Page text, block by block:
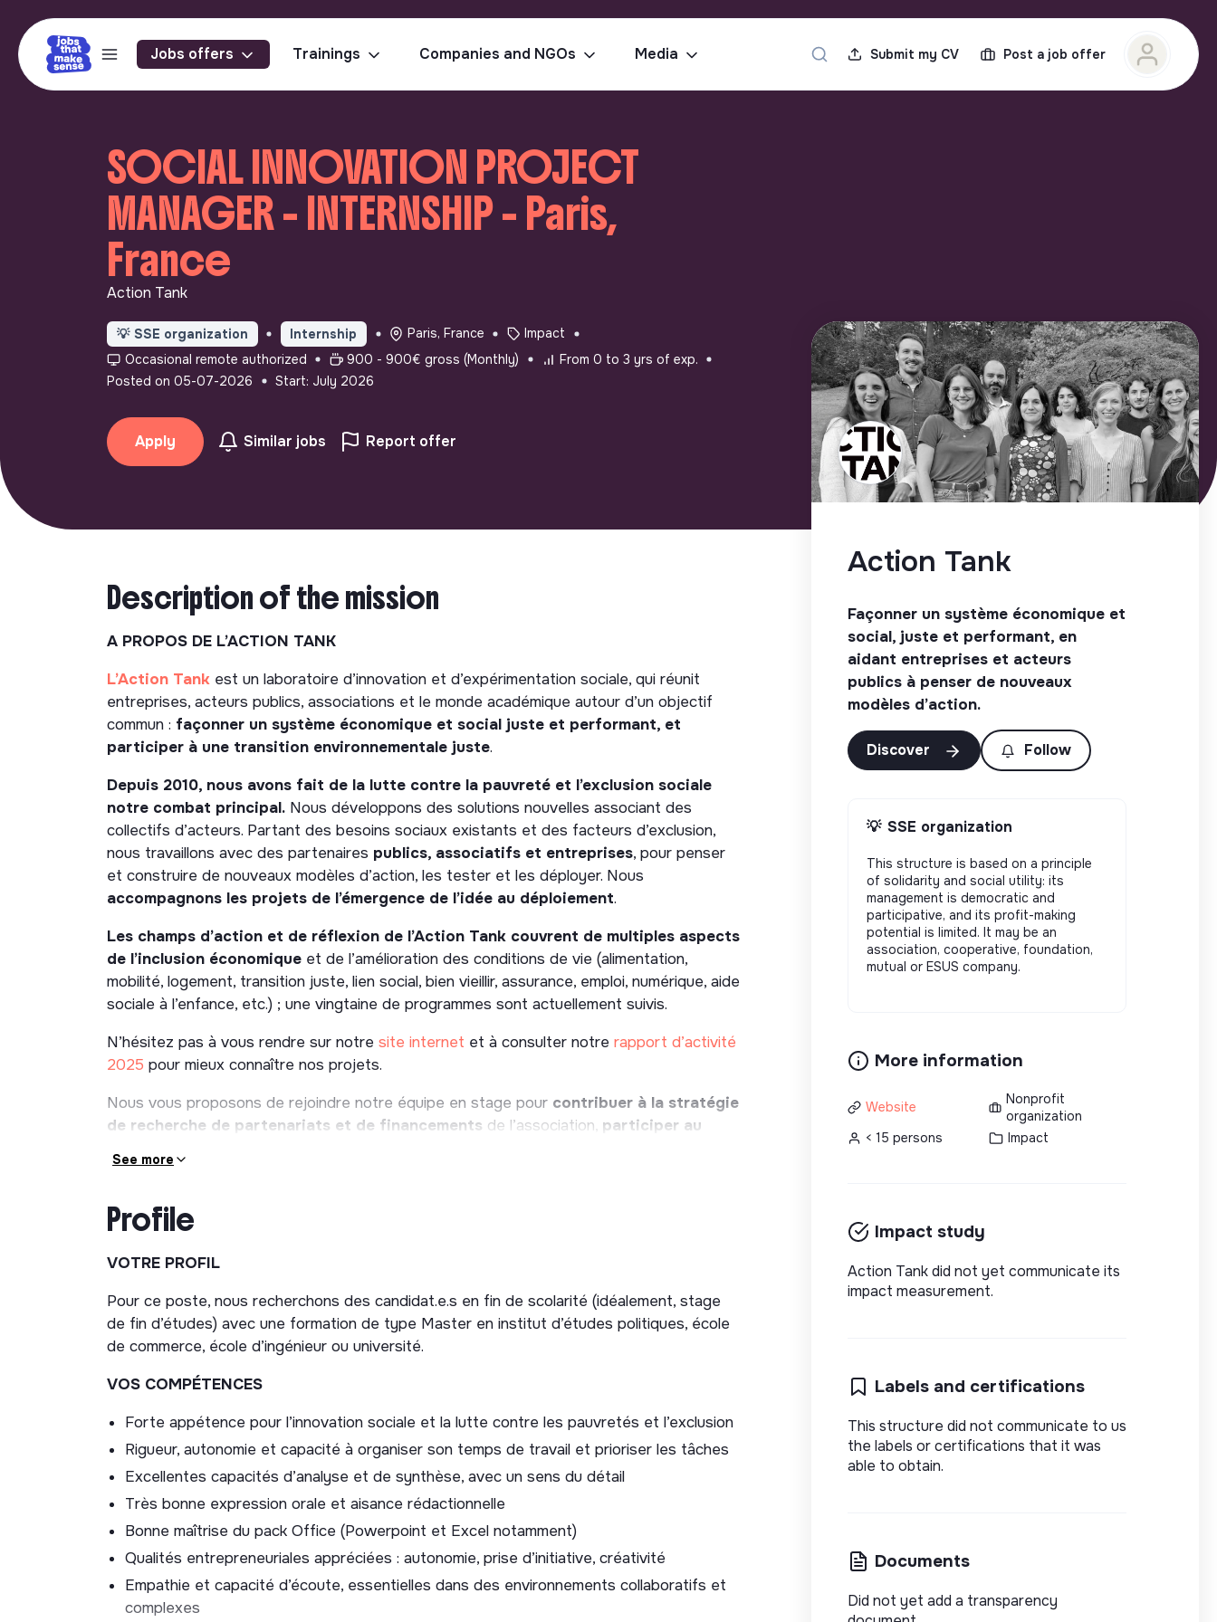
Jobs offers Trainings Companies and NGOs Media Submit my CV Post a job offer
SOCIAL INNOVATION PROJECT
MANAGER - INTERNSHIP - Paris,
France
Action Tank
💡 SSE organization Internship Paris, France
Impact
Occasional remote authorized
900 - 900€ gross (Monthly)
From 0 to 3 yrs of exp.
Posted on 05-07-2026
Start: July 2026
Apply Similar jobs Report offer
Description of the mission
A PROPOS DE L’ACTION TANK
L’Action Tank est un laboratoire d’innovation et d’expérimentation sociale, qui réunit
entreprises, acteurs publics, associations et le monde académique autour d’un objectif
commun : façonner un système économique et social juste et performant, et
participer à une transition environnementale juste.
Depuis 2010, nous avons fait de la lutte contre la pauvreté et l’exclusion sociale
notre combat principal. Nous développons des solutions nouvelles associant des
collectifs d’acteurs. Partant des besoins sociaux existants et des facteurs d’exclusion,
nous travaillons avec des partenaires publics, associatifs et entreprises, pour penser
et construire de nouveaux modèles d’action, les tester et les déployer. Nous
accompagnons les projets de l’émergence de l’idée au déploiement.
Les champs d’action et de réflexion de l’Action Tank couvrent de multiples aspects
de l’inclusion économique et de l’amélioration des conditions de vie (alimentation,
mobilité, logement, transition juste, lien social, bien vieillir, assurance, emploi, numérique, aide
sociale à l’enfance, etc.) ; une vingtaine de programmes sont actuellement suivis.
N’hésitez pas à vous rendre sur notre site internet et à consulter notre rapport d’activité
2025 pour mieux connaître nos projets.
Nous vous proposons de rejoindre notre équipe en stage pour contribuer à la stratégie
de recherche de partenariats et de financements de l’association, participer au
mesures d’impact
MISSIONS
accompagné.e par un.e chef.f.e senior.
Soutien à la stratégie de recherche de partenariats et de financements de
l’association :
thématiques, notamment celles intéressées par les approches systémiques
Appuyer la recherche de financements européens : benchmark, documentation des
conditions, présentation des retours aux équipes projets, priorisation et élaboration de
plans d’action par thématique.
Appui au développement de nouveaux projets :
Mener une exploration sur des sujets spécifiques, afin d’évaluer le potentiel pour un
lancement de nouveaux travaux de l’association sur ces thématiques : projets de
nature préventive, lutte contre le non-recours, démarches intégrant des approches de
type économie comportementale, et programmes mobilisant la donnée au service de
See more
Profile
VOTRE PROFIL
Pour ce poste, nous recherchons des candidat.e.s en fin de scolarité (idéalement, stage
de fin d’études) avec une formation de type Master en institut d’études politiques, école
de commerce, école d’ingénieur ou université.
VOS COMPÉTENCES
Forte appétence pour l’innovation sociale et la lutte contre les pauvretés et l’exclusion
Rigueur, autonomie et capacité à organiser son temps de travail et prioriser les tâches
Excellentes capacités d’analyse et de synthèse, avec un sens du détail
Très bonne expression orale et aisance rédactionnelle
Bonne maîtrise du pack Office (Powerpoint et Excel notamment)
Qualités entrepreneuriales appréciées : autonomie, prise d’initiative, créativité
Empathie et capacité d’écoute, essentielles dans des environnements collaboratifs et
complexes
Action Tank
Façonner un système économique et
social, juste et performant, en
aidant entreprises et acteurs
publics à penser de nouveaux
modèles d’action.
Discover Follow
💡 SSE organization
This structure is based on a principle
of solidarity and social utility: its
management is democratic and
participative, and its profit-making
potential is limited. It may be an
association, cooperative, foundation,
mutual or ESUS company.
More information
Website
Nonprofit
organization
< 15 persons
Impact
Impact study
Action Tank did not yet communicate its
impact measurement.
Labels and certifications
This structure did not communicate to us
the labels or certifications that it was
able to obtain.
Documents
Did not yet add a transparency